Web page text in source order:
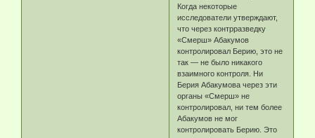
Когда некоторые
исследователи утверждают,
что через контрразведку
«Смерш» Абакумов
контролировал Берию, это не
так — не было никакого
взаимного контроля. Ни
Берия Абакумова через эти
органы «Смерш» не
контролировал, ни тем более
Абакумов не мог
контролировать Берию. Это